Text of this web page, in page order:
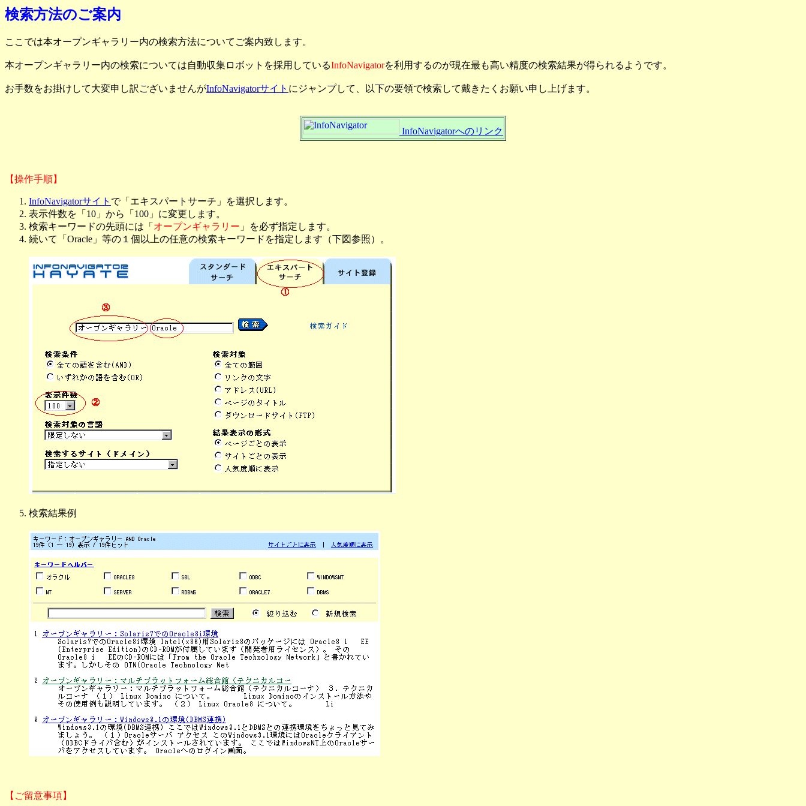
検索方法のご案内
ここでは本オープンギャラリー内の検索方法についてご案内致します。
本オープンギャラリー内の検索については自動収集ロボットを採用しているInfoNavigatorを利用するのが現在最も高い精度の検索結果が得られるようです。
お手数をお掛けして大変申し訳ございませんがInfoNavigatorサイト にジャンプして、以下の要領で検索して戴きたくお願い申し上げます。
InfoNavigatorへのリンク
【操作手順】
InfoNavigatorサイト で「エキスパートサーチ」を選択します。
表示件数を「10」から「100」に変更します。
検索キーワードの先頭には「 オープンギャラリー 」を必ず指定します。
続いて「Oracle」等の１個以上の任意の検索キーワードを指定します（下図参照）。
検索結果例
【ご留意事項】